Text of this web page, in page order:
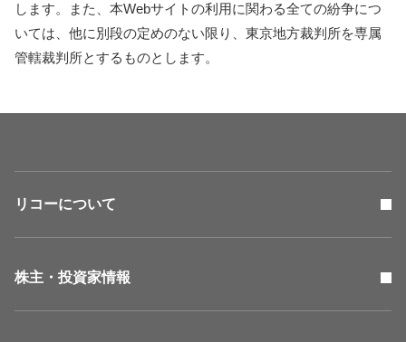
します。また、本Webサイトの利用に関わる全ての紛争につ
いては、他に別段の定めのない限り、東京地方裁判所を専属
管轄裁判所とするものとします。
リコーについて
株主・投資家情報